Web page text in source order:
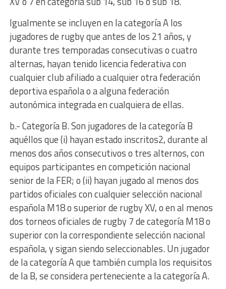
Igualmente se incluyen en la categoría A los
jugadores de rugby que antes de los 21 años, y
durante tres temporadas consecutivas o cuatro
alternas, hayan tenido licencia federativa con
cualquier club afiliado a cualquier otra federación
deportiva española o a alguna federación
autonómica integrada en cualquiera de ellas.
b.- Categoría B. Son jugadores de la categoría B
aquéllos que (i) hayan estado inscritos2, durante al
menos dos años consecutivos o tres alternos, con
equipos participantes en competición nacional
senior de la FER; o (ii) hayan jugado al menos dos
partidos oficiales con cualquier selección nacional
española M18 o superior de rugby XV, o en al menos
dos torneos oficiales de rugby 7 de categoría M18 o
superior con la correspondiente selección nacional
española, y sigan siendo seleccionables. Un jugador
de la categoría A que también cumpla los requisitos
de la B, se considera perteneciente a la categoría A.